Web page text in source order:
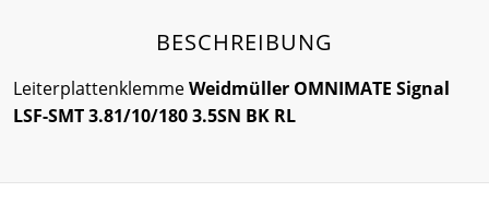
BESCHREIBUNG
LeiterplattenklemmeWeidmüller OMNIMATE Signal
LSF-SMT 3.81/10/180 3.5SN BK RL